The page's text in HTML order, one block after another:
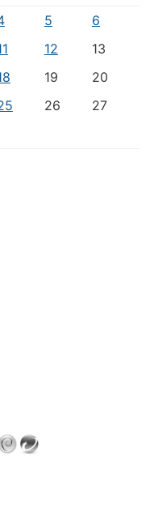
5
6
12
13
19
20
26
27